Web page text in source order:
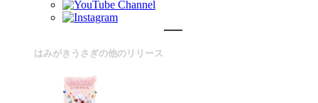
はみがきうさぎの他のリリース